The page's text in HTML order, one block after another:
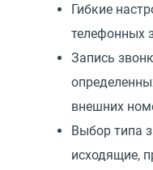
Гибкие
телефонных
Запись
внешних
Выбор типа
исходящие,